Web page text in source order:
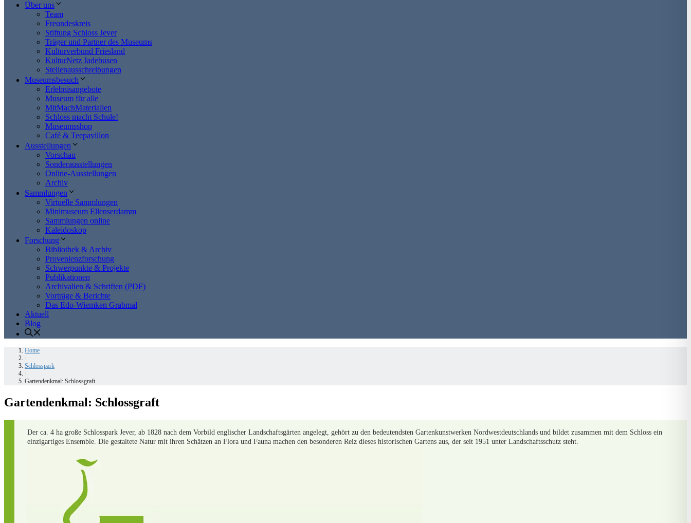
Über uns
Team
Freundeskreis
Stiftung Schloss Jever
Träger und Partner des Museums
Kulturverbund Friesland
KulturNetz Jadebusen
Stellenausschreibungen
Museumsbesuch
Erlebnisangebote
Museum für alle
MitMachMaterialien
Schloss macht Schule!
Museumsshop
Café & Teepavillon
Ausstellungen
Vorschau
Sonderausstellungen
Online-Ausstellungen
Archiv
Sammlungen
Virtuelle Sammlungen
Minimuseum Ellenserdamm
Sammlungen online
Kaleidoskop
Forschung
Bibliothek & Archiv
Provenienzforschung
Schwerpunkte & Projekte
Publikationen
Archivalien & Schriften (PDF)
Vorträge & Berichte
Das Edo-Wiemken Grabmal
Aktuell
Blog
Home
Schlosspark
Gartendenkmal: Schlossgraft
Gartendenkmal: Schlossgraft
Der ca. 4 ha große Schlosspark Jever, ab 1828 nach dem Vorbild englischer Landschaftsgärten angelegt, gehört zu den bedeutendsten Gartenkunstwerken Nordwestdeutschlands und bildet zusammen mit dem Schloss ein
einzigartiges Ensemble. Die gestaltete Natur mit ihren Schätzen an Flora und Fauna machen den besonderen Reiz dieses historischen Gartens aus, der seit 1951 unter Landschaftsschutz steht.